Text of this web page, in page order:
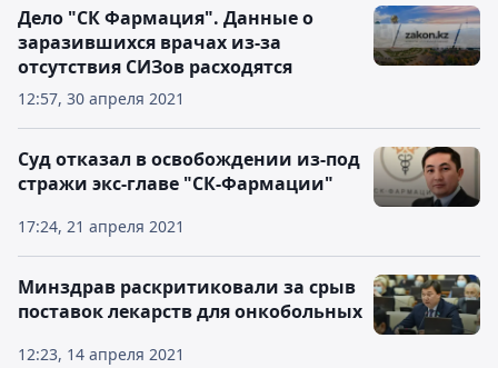
12:57, 30 апреля 2021
Дело "СК Фармация". Данные о
заразившихся врачах из-за
отсутствия СИЗов расходятся
17:24, 21 апреля 2021
Суд отказал в освобождении из-под
стражи экс-главе "СК-Фармации"
12:23, 14 апреля 2021
Минздрав раскритиковали за срыв
поставок лекарств для онкобольных